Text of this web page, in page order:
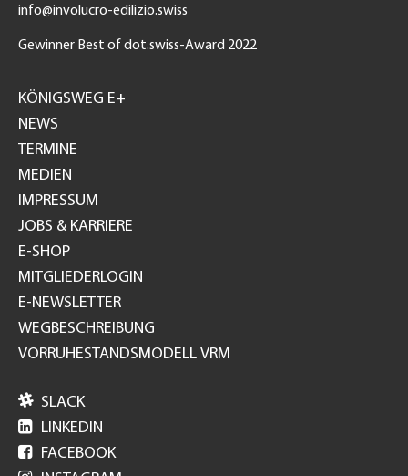
info@involucro-edilizio.swiss
Gewinner Best of dot.swiss-Award 2022
GH
KÖNIGSWEG E+
NEWS
TERMINE
MEDIEN
IMPRESSUM
JOBS & KARRIERE
E-SHOP
MITGLIEDERLOGIN
E-NEWSLETTER
WEGBESCHREIBUNG
VORRUHESTANDSMODELL VRM
 SLACK
 LINKEDIN
 FACEBOOK